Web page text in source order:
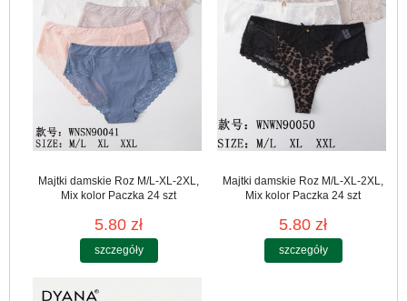
Majtki damskie Roz M/L-XL-2XL,
Mix kolor Paczka 24 szt
5.80 zł
szczegóły
Majtki damskie Roz M/L-XL-2XL,
Mix kolor Paczka 24 szt
5.80 zł
szczegóły